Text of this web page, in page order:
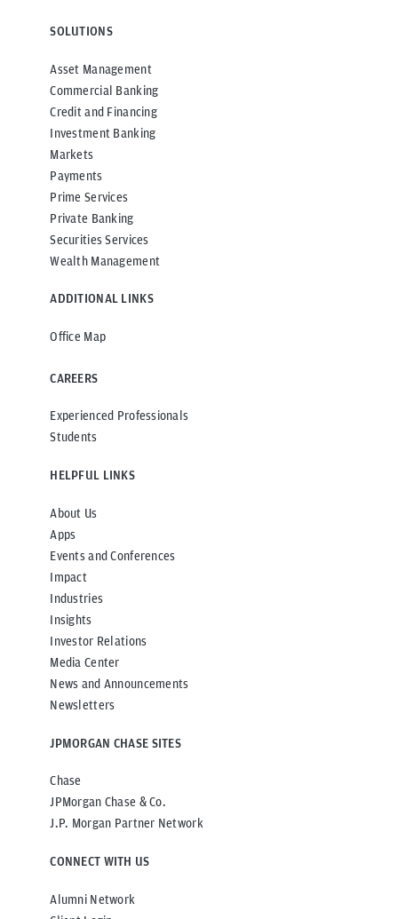
SOLUTIONS
Asset Management
Commercial Banking
Credit and Financing
Investment Banking
Markets
Payments
Prime Services
Private Banking
Securities Services
Wealth Management
ADDITIONAL LINKS
Office Map
CAREERS
Experienced Professionals
Students
HELPFUL LINKS
About Us
Apps
Events and Conferences
Impact
Industries
Insights
Investor Relations
Media Center
News and Announcements
Newsletters
JPMORGAN CHASE SITES
Chase
JPMorgan Chase & Co.
J.P. Morgan Partner Network
CONNECT WITH US
Alumni Network